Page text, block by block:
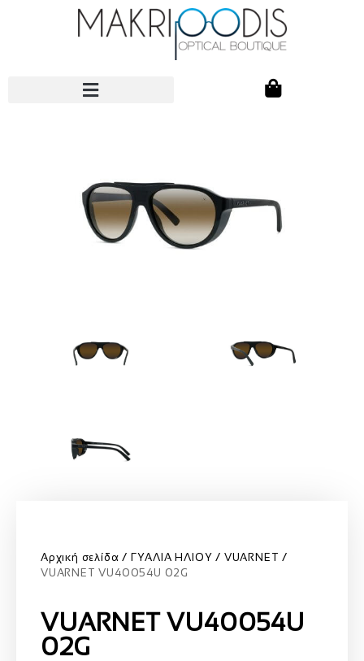
Αρχική σελίδα ΓΥΑΛΙΑ ΗΛΙΟΥ
VUARNET
VUARNET VU40054U 02G
VUARNET VU40054U
02G